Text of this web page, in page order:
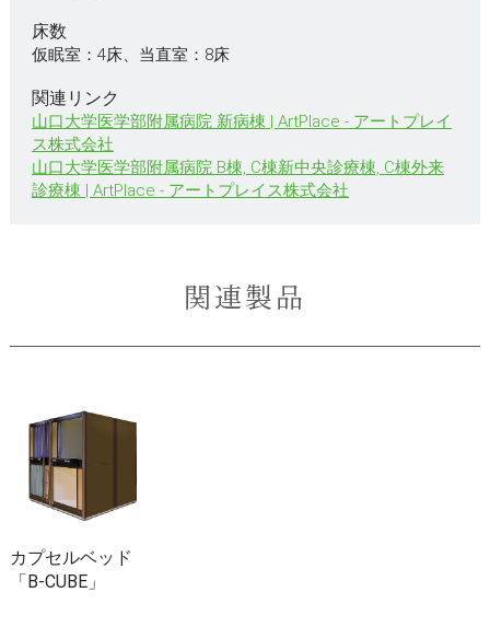
床数
仮眠室：4床、当直室：8床
関連リンク
山口大学医学部附属病院 新病棟 | ArtPlace - アートプレイ
ス株式会社
山口大学医学部附属病院 B棟, C棟新中央診療棟, C棟外来
診療棟 | ArtPlace - アートプレイス株式会社
関連製品
カプセルベッド
「B-CUBE」